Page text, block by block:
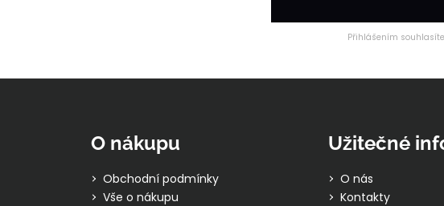
Přihlášením
O nákupu
Obchodní podmínky
Vše o nákupu
Užitečné
O nás
Kontakty